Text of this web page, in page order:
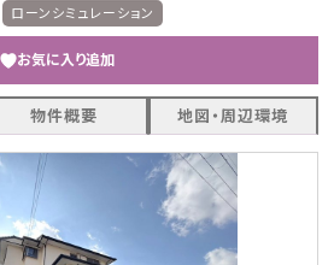
ローンシミュレーション
お気に入り追加
物件概要 地図・周辺環境